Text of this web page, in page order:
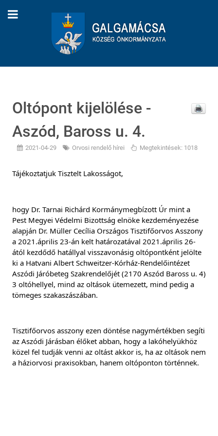
Oltópont kijelölése -
Aszód, Baross u. 4.
2021-04-29 Orvosi rendelő hírei Megtekintések: 1018
Tájékoztatjuk Tisztelt Lakosságot,
hogy Dr. Tarnai Richárd Kormánymegbízott Úr mint a
Pest Megyei Védelmi Bizottság elnöke kezdeményezése
alapján Dr. Müller Cecília Országos Tisztifőorvos Asszony
a 2021.április 23-án kelt határozatával 2021.április 26-
ától kezdődő hatállyal visszavonásig oltópontként jelölte
ki a Hatvani Albert Schweitzer-Kórház-Rendelőintézet
Aszódi Járóbeteg Szakrendelőjét (2170 Aszód Baross u. 4)
3 oltóhellyel, mind az oltások ütemezett, mind pedig a
tömeges szakaszászában.
Tisztifőorvos asszony ezen döntése nagymértékben segíti
az Aszódi Járásban élőket abban, hogy a lakóhelyükhöz
közel fel tudják venni az oltást akkor is, ha az oltások nem
a háziorvosi praxisokban, hanem oltóponton történnek.